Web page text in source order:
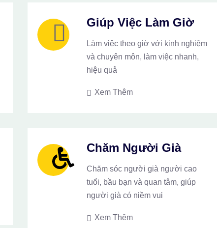
Giúp Việc Làm Giờ
Làm việc theo giờ với kinh nghiệm
và chuyên môn, làm việc nhanh,
hiệu quả
Xem Thêm
Chăm Người Già
Chăm sóc người già người cao
tuổi, bầu bạn và quan tâm, giúp
người già có niềm vui
Xem Thêm